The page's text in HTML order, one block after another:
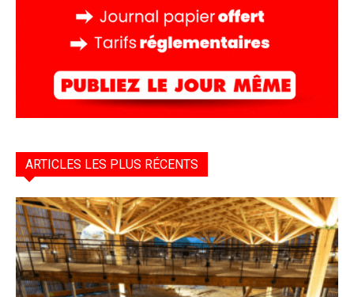
ARTICLES LES PLUS RÉCENTS